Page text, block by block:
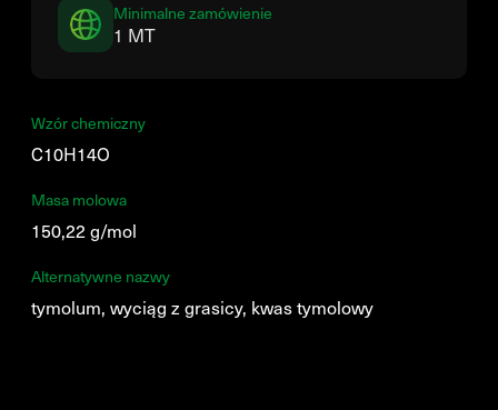
Minimalne zamówienie
1 MT
Wzór chemiczny
C10H14O
Masa molowa
150,22 g/mol
Alternatywne nazwy
tymolum, wyciąg z grasicy, kwas tymolowy